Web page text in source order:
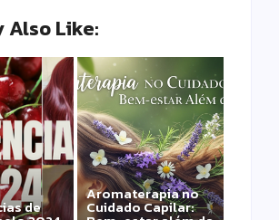
Also Like:
de
Aromaterapia no
Cuidado Capilar:
Por